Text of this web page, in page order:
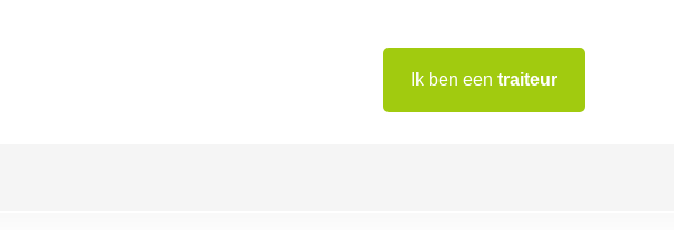
Ik ben een traiteur